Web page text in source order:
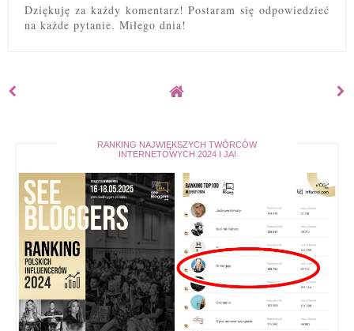
Dziękuję za każdy komentarz! Postaram się odpowiedzieć
na każde pytanie. Miłego dnia!
RANKING NAJWIĘKSZYCH TWÓRCÓW
INTERNETOWYCH 2024 I JA!